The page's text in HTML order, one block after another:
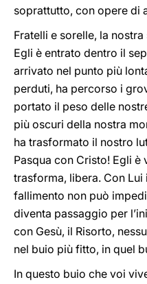
soprattutto, con opere di
Fratelli e sorelle, la
Egli è entrato dentro il
arrivato nel punto più
perduti, ha percorso i
portato il peso delle
più oscuri della nostra
ha trasformato il nostro
Pasqua con Cristo! Egli
trasforma, libera. Con Lui
fallimento non può
diventa passaggio per
con Gesù, il Risorto,
nel buio più fitto, in quel
In questo buio che voi